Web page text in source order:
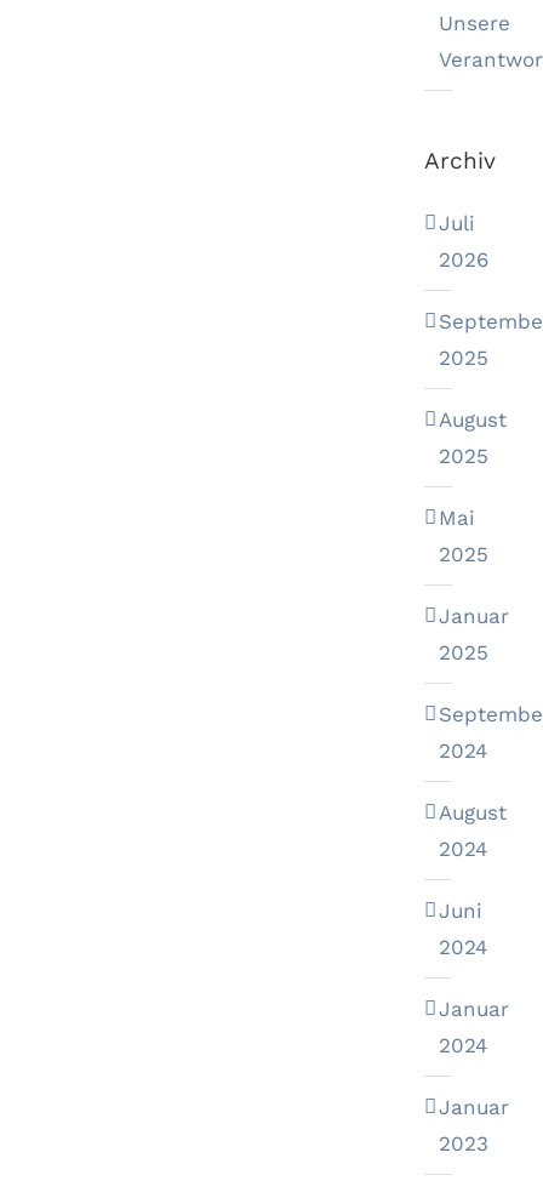
Unsere
Archiv
Juli
2026
2025
August
2025
Mai
2025
Januar
2025
2024
August
2024
Juni
2024
Januar
2024
Januar
2023